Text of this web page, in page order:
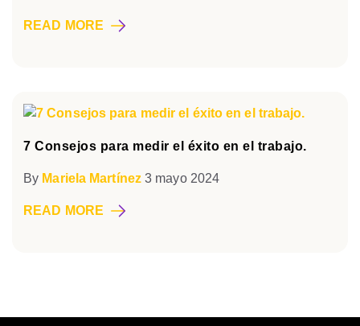
READ MORE
7 Consejos para medir el éxito en el trabajo.
By Mariela Martínez 3 mayo 2024
READ MORE